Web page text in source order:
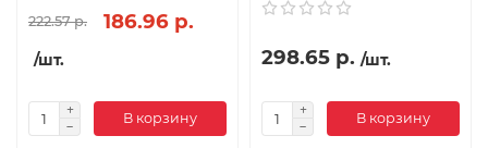
222.57 р. 186.96 р.
/шт.
В корзину
298.65 р. /шт.
В корзину